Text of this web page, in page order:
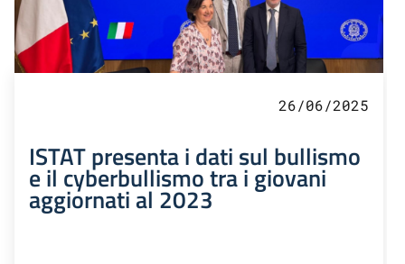
26/06/2025
ISTAT presenta i dati sul bullismo
e il cyberbullismo tra i giovani
aggiornati al 2023